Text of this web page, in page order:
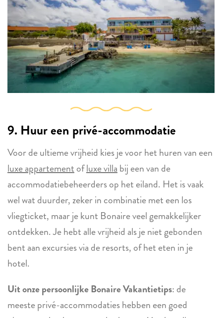
9. Huur een privé-accommodatie
Voor de ultieme vrijheid kies je voor het huren van een
luxe appartementofluxe villabij een van de
accommodatiebeheerders op het eiland. Het is vaak
wel wat duurder, zeker in combinatie met een los
vliegticket, maar je kunt Bonaire veel gemakkelijker
ontdekken. Je hebt alle vrijheid als je niet gebonden
bent aan excursies via de resorts, of het eten in je
hotel.
Uit onze persoonlijke Bonaire Vakantietips: de
meeste privé-accommodaties hebben een goed